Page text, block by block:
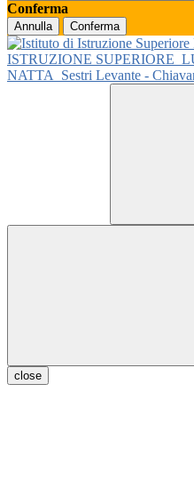
Conferma
Annulla Conferma
ISTRUZIONE SUPERIORE
NATTA
Sestri Levante -
close